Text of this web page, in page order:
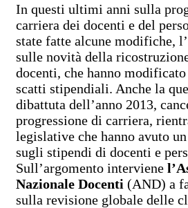
In questi ultimi anni sulla
carriera dei docenti e del
state fatte alcune modifiche,
sulle novità della
docenti, che hanno modificato
scatti stipendiali. Anche la
dibattuta dell’anno 2013,
progressione di carriera,
legislative che hanno avuto
sugli stipendi di docenti e
Sull’argomento interviene
Nazionale Docenti (AND) a
sulla revisione globale delle